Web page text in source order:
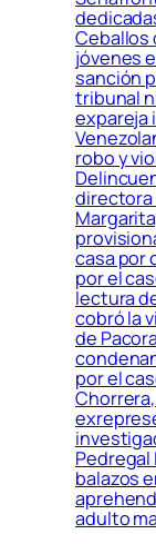
Ceballos
jóvenes
sanción
tribunal
expareja
robo y
directora
casa por
por el
lectura
cobró la
de
por el
Pedregal
balazos
adulto